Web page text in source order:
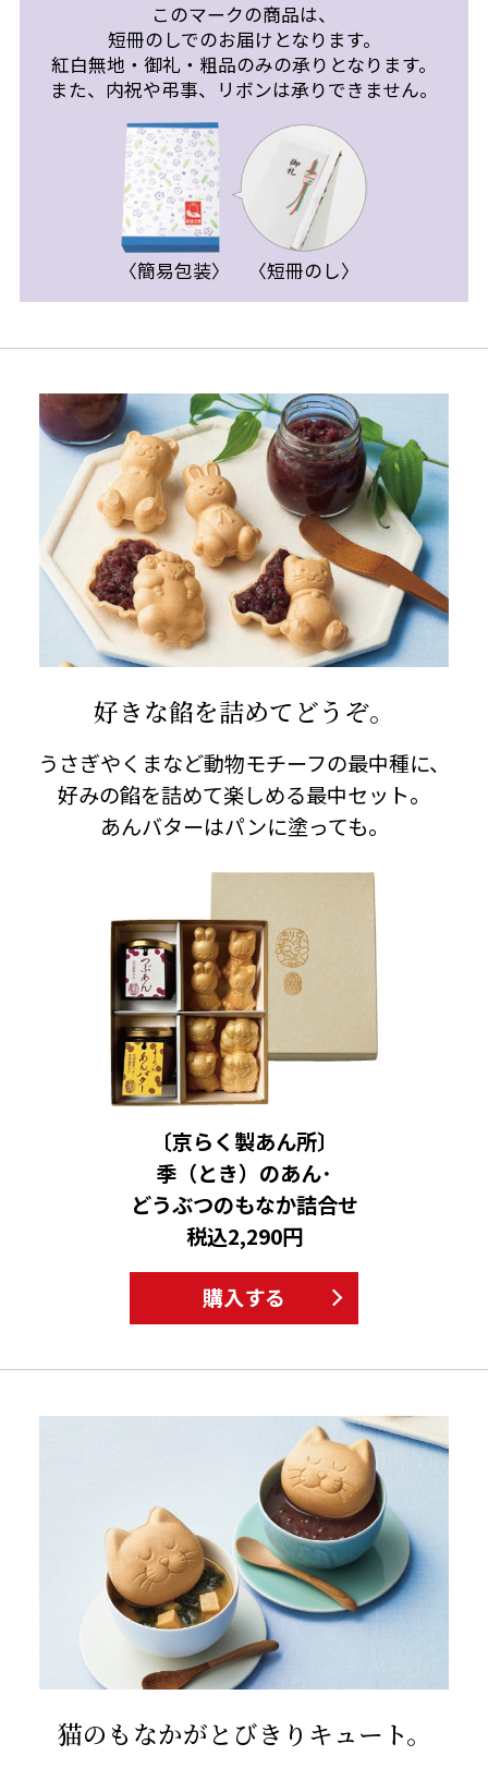
このマークの商品は、
短冊のしでのお届けとなります。
紅白無地・御礼・粗品のみの承りとなります。
また、内祝や弔事、リボンは承りできません。
〈簡易包装〉 〈短冊のし〉
好きな餡を詰めてどうぞ。
うさぎやくまなど動物モチーフの最中種に、
好みの餡を詰めて楽しめる最中セット。
あんバターはパンに塗っても。
〔京らく製あん所〕
季（とき）のあん･
どうぶつのもなか詰合せ
税込2,290円
購入する
猫のもなかがとびきりキュート。